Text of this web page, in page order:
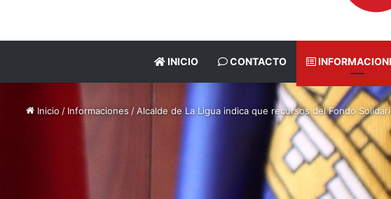
INICIO CONTACTO
Inicio / Informaciones /Alcalde de La Ligua indica que recursos del Fondo